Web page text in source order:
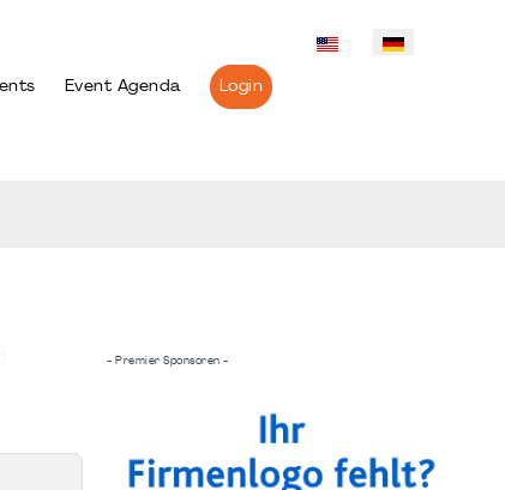
Event Agenda Login
- Premier Sponsoren -